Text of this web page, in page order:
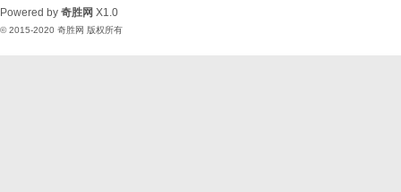
Powered by 奇胜网 X1.0
© 2015-2020 奇胜网 版权所有